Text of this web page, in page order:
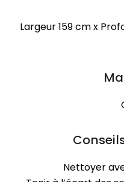
Largeur 159 cm x
Nettoyer